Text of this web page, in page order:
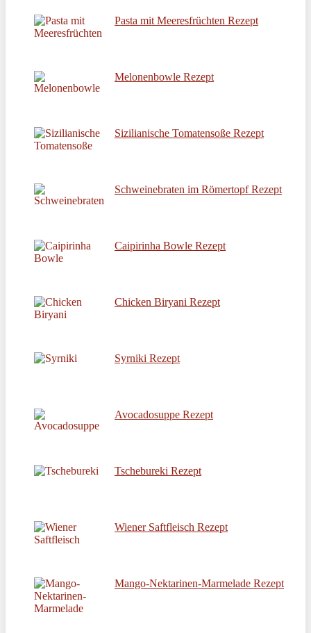
Pasta mit Meeresfrüchten Rezept
Melonenbowle Rezept
Sizilianische Tomatensoße Rezept
Schweinebraten im Römertopf Rezept
Caipirinha Bowle Rezept
Chicken Biryani Rezept
Syrniki Rezept
Avocadosuppe Rezept
Tschebureki Rezept
Wiener Saftfleisch Rezept
Mango-Nektarinen-Marmelade Rezept